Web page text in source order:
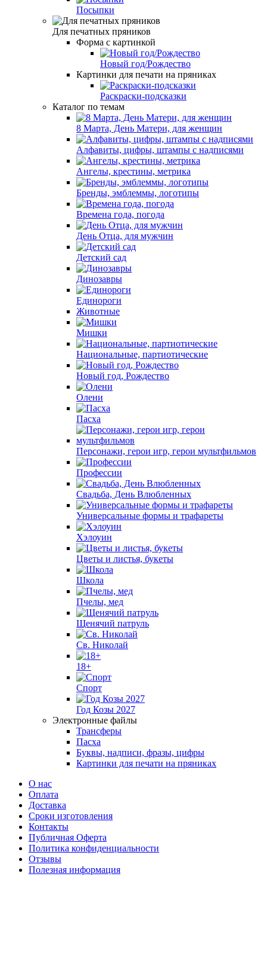
Посыпки
Для печатных пряников
Форма с картинкой
Новый год/Рождество
Картинки для печати на пряниках
Раскраски-подсказки
Каталог по темам
8 Марта, День Матери, для женщин
Алфавиты, цифры, штампы с надписями
Ангелы, крестины, метрика
Бренды, эмблеммы, логотипы
Времена года, погода
День Отца, для мужчин
Детский сад
Динозавры
Единороги
Животные
Мишки
Национальные, партиотические
Новый год, Рождество
Олени
Пасха
Персонажи, герои игр, герои мультфильмов
Профессии
Свадьба, День Влюбленных
Универсальные формы и трафареты
Хэлоуин
Цветы и листья, букеты
Школа
Пчелы, мед
Щенячий патруль
Св. Николай
18+
Спорт
Год Козы 2027
Электронные файлы
Трансферы
Пасха
Буквы, надписи, фразы, цифры
Картинки для печати на пряниках
О нас
Оплата
Доставка
Сроки изготовления
Контакты
Публичная Оферта
Политика конфиденциальности
Отзывы
Полезная информация